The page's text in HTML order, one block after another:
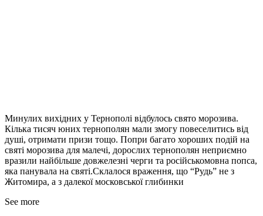
Минулих вихідних у Тернополі відбулось свято морозива.
Кілька тисяч юних тернополян мали змогу повеселитись від
душі, отримати призи тощо. Попри багато хороших подій на
святі морозива для малечі, дорослих тернополян неприємно
вразили найбільше довжелезні черги та російськомовна попса,
яка панувала на святі.Склалося враження, що “Рудь” не з
Житомира, а з далекої московської глибинки
See more